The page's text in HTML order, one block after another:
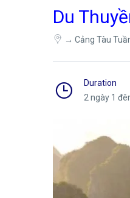
Du
→ Cảng Tàu
Duration
2 ngày 1